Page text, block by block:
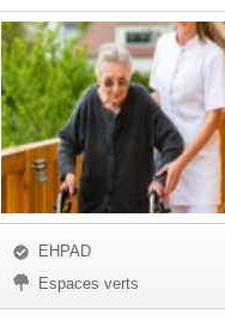
EHPAD
Espaces verts